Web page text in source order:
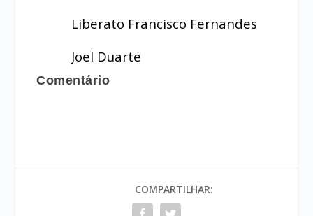
Liberato Francisco Fernandes
Joel Duarte
Comentário
COMPARTILHAR: